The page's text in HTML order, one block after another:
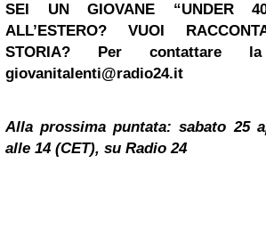
SEI UN GIOVANE “UNDER
ALL’ESTERO? VUOI
STORIA? Per contattare la
giovanitalenti@radio24.it
Alla prossima puntata: sabato 25
alle 14 (CET), su Radio 24